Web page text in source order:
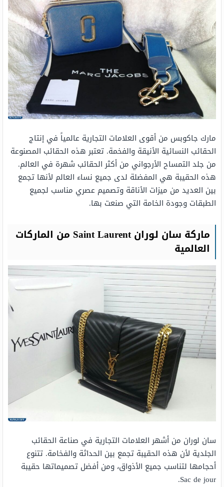
مارك جاكوبس من أقوى العلامات التجارية عالمياً في إنتاج
الحقائب النسائية الأنيقة والفخمة. تعتبر هذه الحقائب المصنوعة
من جلد التمساح الأرجواني من أكثر الحقائب شهرة في العالم.
هذه الحقيبة هي المفضلة لدى جميع نساء العالم لأنها تجمع
بين العديد من ميزات الأناقة وتصميم عصري مناسب لجميع
الطبقات وجودة الخامة التي صنعت بها.
ماركة سان لوران Saint Laurent من الماركات
العالمية
سان لوران من أشهر العلامات التجارية في صناعة الحقائب
الجلدية لأن هذه الحقيبة تجمع بين الحداثة والفخامة. تتنوع
أحجامها لتناسب جميع الأذواق، ومن أفضل تصميماتها حقيبة
Sac de jour.